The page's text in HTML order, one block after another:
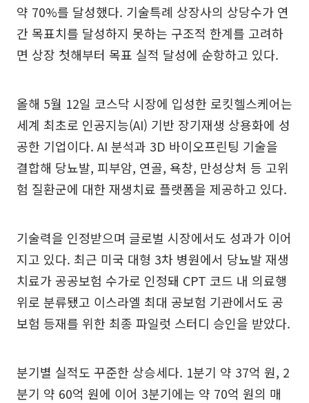
약 70%를 달성했다. 기술특례 상장사의 상당수가 연
간 목표치를 달성하지 못하는 구조적 한계를 고려하
면 상장 첫해부터 목표 실적 달성에 순항하고 있다.
올해 5월 12일 코스닥 시장에 입성한 로킷헬스케어는
세계 최초로 인공지능(AI) 기반 장기재생 상용화에 성
공한 기업이다. AI 분석과 3D 바이오프린팅 기술을
결합해 당뇨발, 피부암, 연골, 욕창, 만성상처 등 고위
험 질환군에 대한 재생치료 플랫폼을 제공하고 있다.
기술력을 인정받으며 글로벌 시장에서도 성과가 이어
지고 있다. 최근 미국 대형 3차 병원에서 당뇨발 재생
치료가 공공보험 수가로 인정돼 CPT 코드 내 의료행
위로 분류됐고 이스라엘 최대 공보험 기관에서도 공
보험 등재를 위한 최종 파일럿 스터디 승인을 받았다.
분기별 실적도 꾸준한 상승세다. 1분기 약 37억 원, 2
분기 약 60억 원에 이어 3분기에는 약 70억 원의 매